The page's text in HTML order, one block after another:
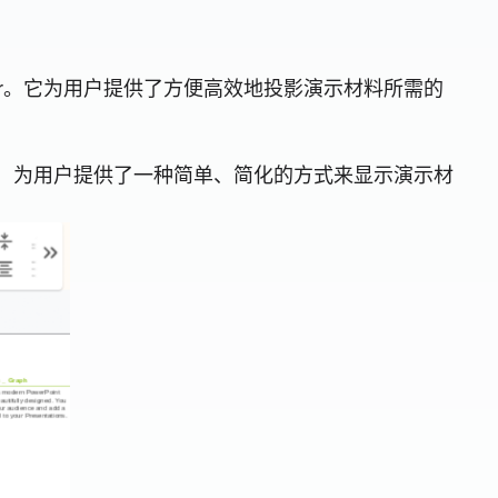
它为用户提供了方便高效地投影演示材料所需的
用户提供了一种简单、简化的方式来显示演示材